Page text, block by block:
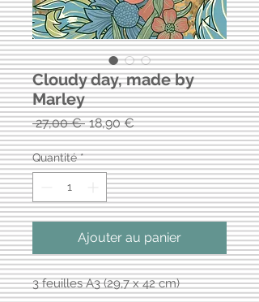
Cloudy day, made by
Marley
27,00 € Prix
original
18,90 €Prix
promotionnel
Quantité *
Ajouter au panier
3 feuilles A3 (29,7 x 42 cm)